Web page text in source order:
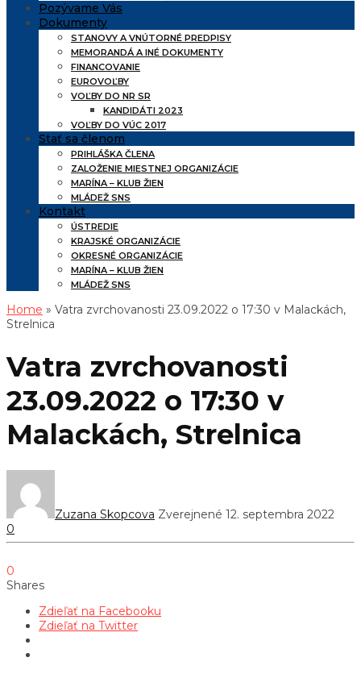
Pozývame Vás
Dokumenty
STANOVY A VNÚTORNÉ PREDPISY
MEMORANDÁ A INÉ DOKUMENTY
FINANCOVANIE
EUROVOĽBY
VOĽBY DO NR SR
KANDIDÁTI 2023
VOĽBY DO VÚC 2017
Stať sa členom
PRIHLÁŠKA ČLENA
ZALOŽENIE MIESTNEJ ORGANIZÁCIE
MARÍNA – KLUB ŽIEN
MLÁDEŽ SNS
Kontakt
ÚSTREDIE
KRAJSKÉ ORGANIZÁCIE
OKRESNÉ ORGANIZÁCIE
MARÍNA – KLUB ŽIEN
MLÁDEŽ SNS
Home » Vatra zvrchovanosti 23.09.2022 o 17:30 v Malackách,
Strelnica
Vatra zvrchovanosti
23.09.2022 o 17:30 v
Malackách, Strelnica
Zuzana Skopcova Zverejnené 12. septembra 2022
0
0
Shares
Zdieľať na Facebooku
Zdieľať na Twitter